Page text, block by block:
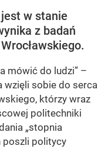
w stanie
z badań
mówić do ludzi” –
wzięli sobie do serca
którzy wraz
politechniki
„stopnia
poszli politycy